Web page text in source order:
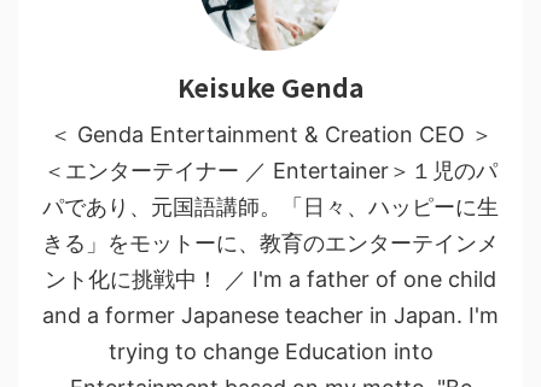
Keisuke Genda
＜ Genda Entertainment & Creation CEO ＞
＜エンターテイナー ／ Entertainer＞１児のパ
パであり、元国語講師。「日々、ハッピーに生
きる」をモットーに、教育のエンターテインメ
ント化に挑戦中！ ／ I'm a father of one child
and a former Japanese teacher in Japan. I'm
trying to change Education into